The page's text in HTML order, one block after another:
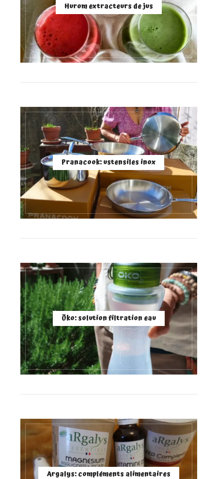
Hurom extracteurs de jus
Pranacook: ustensiles inox
Öko: solution filtration eau
Argalys: compléments alimentaires